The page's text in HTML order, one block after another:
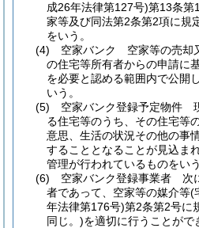
成26年法律第127号)第13条第
家等及び同法第2条第2項に規
をいう。
(4)
空家バンク 空家等の売却
の住宅等所有者からの申請に
を必要と認める範囲内で公開
いう。
(5)
空家バンク登録予定物件
る住宅等のうち、その住宅等
意思、生活の状況その他の事
することとなることが見込ま
管理が行われているものをいう
(6)
空家バンク登録事業者 次
者であって、空家等の媒介等(
年法律第176号)第2条第2号に
同じ。)を適切に行うことがで